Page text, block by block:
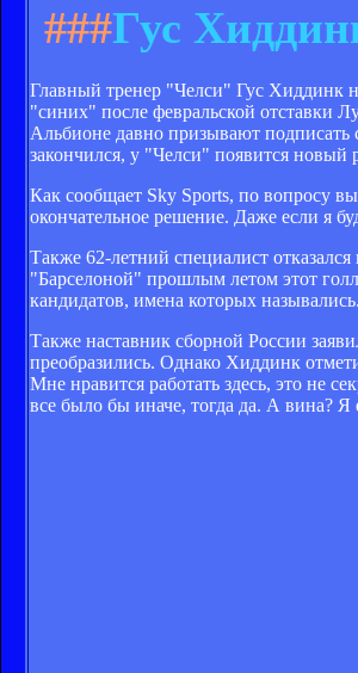
###Гус
Главный тренер "Челси" Гус Хиддинк
"синих" после февральской отставки
Альбионе давно призывают подписать
закончился, у "Челси" появится новый
Как сообщает Sky Sports, по вопросу
окончательное решение. Даже если я
Также 62-летний специалист
"Барселоной" прошлым летом этот
кандидатов, имена которых
Также наставник сборной России
преобразились. Однако Хиддинк
Мне нравится работать здесь, это не
все было бы иначе, тогда да. А вина? Я